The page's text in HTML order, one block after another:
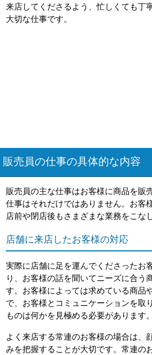
来店してくださるよう、忙しくても丁
大切な仕事です。
販売員の仕事の具体的な内容
販売員の主な仕事はお客様に商品を販
仕事はそれだけではありません。お客
店前や閉店後もさまざまな業務をこな
店舗に来店したお客様の対応
実際に店舗に足を運んでくださったお
り、お客様の話を聞いてニーズに合う
す。お客様によっては求めている商品
で、お客様とコミュニケーションを取
ものは何かを見極める必要があります。
よく来店する常連のお客様の場合は、
みを把握することが大切です。常連の